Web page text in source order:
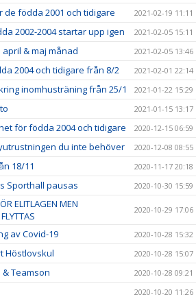
födda 2001 och tidigare 2021-02-19 11:11
2002-2004 startar upp igen 2021-02-05 15:11
& maj månad 2021-02-05 13:46
2004 och tidigare från 8/2 2021-02-01 22:14
inomhusträning från 25/1 2021-01-22 15:29
2021-01-15 13:17
för födda 2004 och tidigare 2020-12-15 06:59
du inte behöver 2020-12-08 08:55
18/11 2020-11-17 20:18
Sporthall pausas 2020-10-30 15:59
ELITLAGEN MEN
2020-10-29 17:06
av Covid-19 2020-10-28 15:32
Höstlovskul 2020-10-28 15:07
Teamson 2020-10-28 09:21
2020-10-20 11:26